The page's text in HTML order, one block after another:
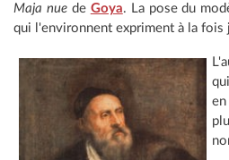
Maja nuede Goya. La pose du
qui l'environnent expriment à la fois